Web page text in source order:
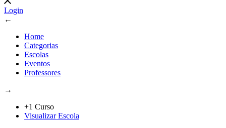
Login
←
Home
Categorias
Escolas
Eventos
Professores
→
+1 Curso
Visualizar Escola